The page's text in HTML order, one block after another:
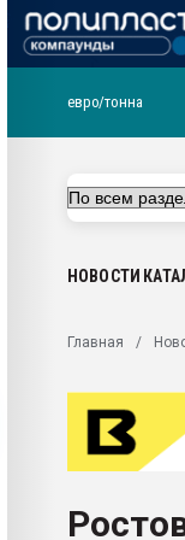
28.07.2026
Всё, что касается
Материал
Продам отходы
поликарбоната и АБС-
Armaloy PC/ABS-1IM
евро/тонна
НОВОСТИ
Главная